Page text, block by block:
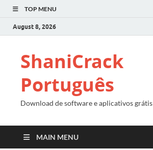
TOP MENU
August 8, 2026
ShaniCrack
Português
Download de software e aplicativos grátis
MAIN MENU